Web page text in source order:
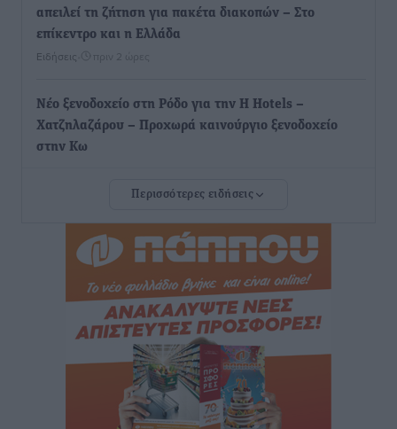
απειλεί τη ζήτηση για πακέτα διακοπών – Στο
επίκεντρο και η Ελλάδα
Ειδήσεις πριν 2 ώρες
Νέο ξενοδοχείο στη Ρόδο για την H Hotels –
Χατζηλαζάρου – Προχωρά καινούργιο ξενοδοχείο
στην Κω
Μαστιχάρι – Αναποδογύρισε όχημα με μητέρα και
5χρονο παιδί
Τοπικές Ειδήσεις• πριν 3 ώρες
“Η Ευρώπη αντιμετώπιζε το προσφυγικό σαν ταινία
τρόμου” – Η συγκλονιστική μαρτυρία της Χαρούλας
Γιασιράνη στον RV για τα γεγονότα που οδήγησαν στο
Σύμφωνο της Λέρου
• πριν 3 ώρες
Περισσότερες ειδήσεις